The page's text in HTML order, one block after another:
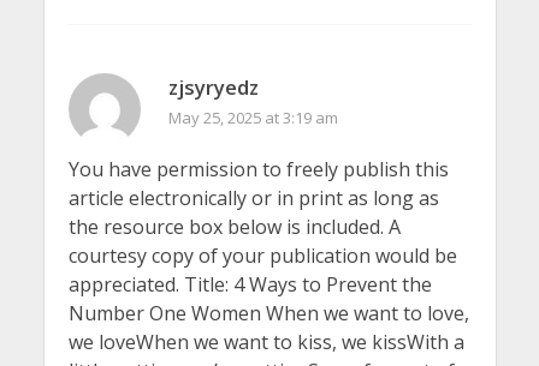
zjsyryedz
May 25, 2025 at 3:19 am
You have permission to freely publish this
article electronically or in print as long as
the resource box below is included. A
courtesy copy of your publication would be
appreciated. Title: 4 Ways to Prevent the
Number One Women When we want to love,
we loveWhen we want to kiss, we kissWith a